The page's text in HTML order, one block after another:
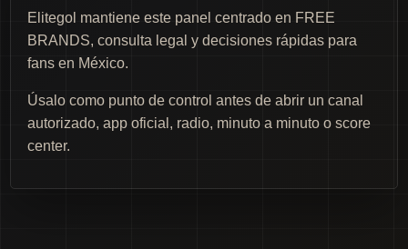
Elitegol mantiene este panel centrado en FREE
BRANDS, consulta legal y decisiones rápidas para
fans en México.
Úsalo como punto de control antes de abrir un canal
autorizado, app oficial, radio, minuto a minuto o score
center.